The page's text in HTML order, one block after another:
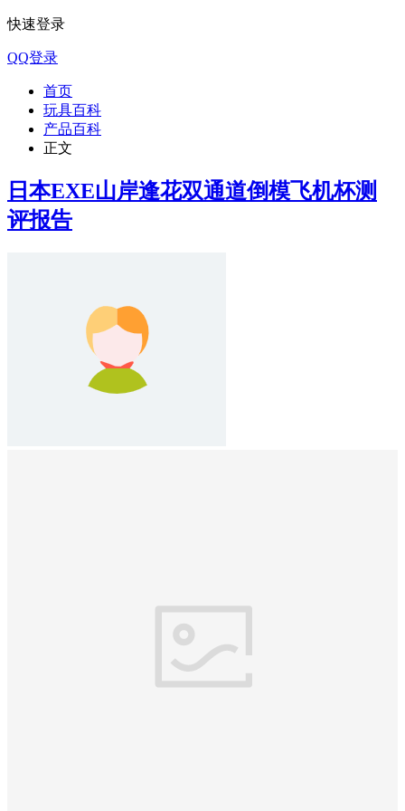
快速登录
QQ登录
首页
玩具百科
产品百科
正文
日本EXE山岸逢花双通道倒模飞机杯测
评报告